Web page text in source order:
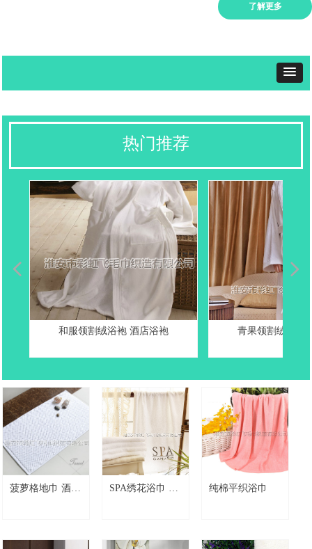
了解更多
和服领割绒浴袍 酒店浴袍 青果领割绒浴袍
넳 넲
热门推荐
菠萝格地巾 酒店
SPA绣花浴巾 定
纯棉平织浴巾